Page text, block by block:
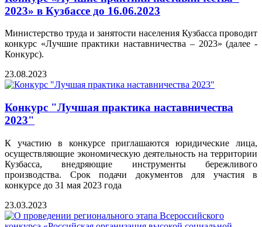
2023» в Кузбассе до 16.06.2023
Министерство труда и занятости населения Кузбасса проводит
конкурс «Лучшие практики наставничества – 2023» (далее -
Конкурс).
23.08.2023
Конкурс "Лучшая практика наставничества
2023"
К участию в конкурсе приглашаются юридические лица,
осуществляющие экономическую деятельность на территории
Кузбасса, внедряющие инструменты бережливого
производства. Срок подачи документов для участия в
конкурсе до 31 мая 2023 года
23.03.2023